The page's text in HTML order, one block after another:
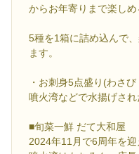
からお年寄りまで楽しめ
5種を1箱に詰め込んで
ます。
・お刺身5点盛り(わさ
噴火湾などで水揚げさ
■旬菜一鮮 だて大和屋
2024年11月で6周年を迎